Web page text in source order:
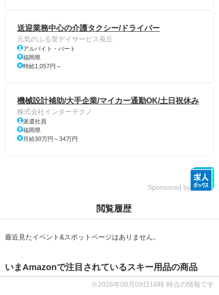
送迎業務中心の介護タクシー/ドライバー
元気のふる里デイサービス長丘
アルバイト・パート
福岡県
時給1,057円～
機械設計補助/大手企業/マイカー通勤OK/土日祝休み
株式会社インターテクノ
派遣社員
福岡県
月給30万円～34万円
Sponsored by
閲覧履歴
最近見たイベント&スポットページはありません。
いまAmazonで注目されているスキー用品の商品
※2026年08月09日16時 時点の情報です